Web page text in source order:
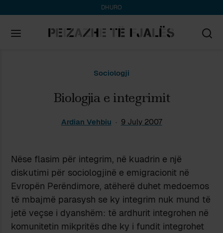
DHURO
Sociologji
Biologjia e integrimit
Ardian Vehbiu 9 July 2007
Nëse flasim për integrim, në kuadrin e një
diskutimi për sociologjinë e emigracionit në
Evropën Perëndimore, atëherë duhet medoemos
të mbajmë parasysh se ky integrim nuk mund të
jetë veçse i dyanshëm: të ardhurit integrohen në
komunitetin mikpritës dhe ky i fundit integrohet